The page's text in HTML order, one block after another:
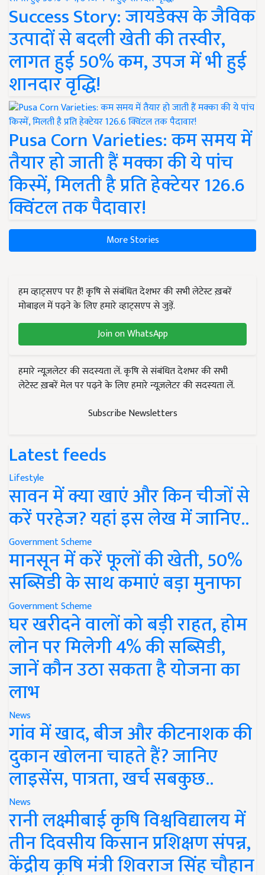
Success Story: जायडेक्स के जैविक
उत्पादों से बदली खेती की तस्वीर,
लागत हुई 50% कम, उपज में भी हुई
शानदार वृद्धि!
Pusa Corn Varieties: कम समय में
तैयार हो जाती हैं मक्का की ये पांच
किस्में, मिलती है प्रति हेक्टेयर 126.6
क्विंटल तक पैदावार!
More Stories
हम व्हाट्सएप पर हैं! कृषि से संबंधित देशभर की सभी लेटेस्ट ख़बरें
मोबाइल में पढ़ने के लिए हमारे व्हाट्सएप से जुड़ें.
Join on WhatsApp
हमारे न्यूज़लेटर की सदस्यता लें. कृषि से संबंधित देशभर की सभी
लेटेस्ट ख़बरें मेल पर पढ़ने के लिए हमारे न्यूज़लेटर की सदस्यता लें.
Subscribe Newsletters
Latest feeds
Lifestyle
सावन में क्या खाएं और किन चीजों से
करें परहेज? यहां इस लेख में जानिए..
Government Scheme
मानसून में करें फूलों की खेती, 50%
सब्सिडी के साथ कमाएं बड़ा मुनाफा
Government Scheme
घर खरीदने वालों को बड़ी राहत, होम
लोन पर मिलेगी 4% की सब्सिडी,
जानें कौन उठा सकता है योजना का
लाभ
News
गांव में खाद, बीज और कीटनाशक की
दुकान खोलना चाहते हैं? जानिए
लाइसेंस, पात्रता, खर्च सबकुछ..
News
रानी लक्ष्मीबाई कृषि विश्वविद्यालय में
तीन दिवसीय किसान प्रशिक्षण संपन्न,
केंद्रीय कृषि मंत्री शिवराज सिंह चौहान